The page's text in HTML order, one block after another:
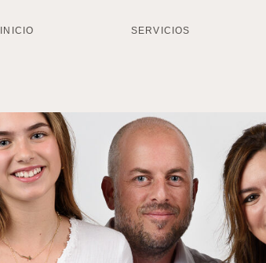
INICIO SERVICIOS